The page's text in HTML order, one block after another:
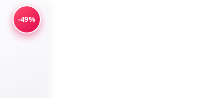
-49%